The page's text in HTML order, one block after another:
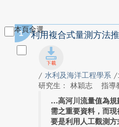
本頁全選
1 利用複合式量測方法
/ 水利及海洋工程學系 /
研究生： 林穎志
指導
高河川流量值為
需之重要資料，而
要是利用人工觀測